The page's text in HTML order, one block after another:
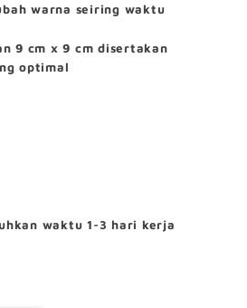
warna seiring waktu
9 cm x 9 cm disertakan
optimal
waktu 1-3 hari kerja